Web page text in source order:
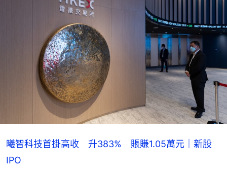
曦智科技首掛高收 升383% 賬賺1.05萬元｜新股
IPO